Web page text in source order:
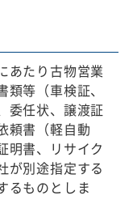
あたり古物営業
等（車検証、
委任状、譲渡証
頼書（軽自動
明書、リサイク
が別途指定する
るものとしま